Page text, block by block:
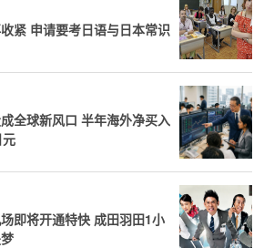
紧 申请要考日语与日本常识
全球新风口 半年海外净买入
即将开通特快 成田羽田1小